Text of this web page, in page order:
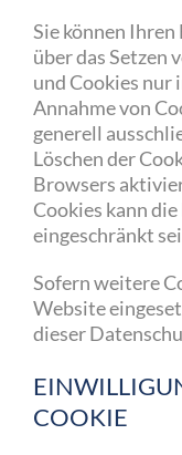
Sie können Ihren
über das Setzen
und Cookies nur
Annahme von
generell
Löschen der
Browsers
Cookies kann
eingeschränkt
Sofern weitere
Website
dieser
COOKIE